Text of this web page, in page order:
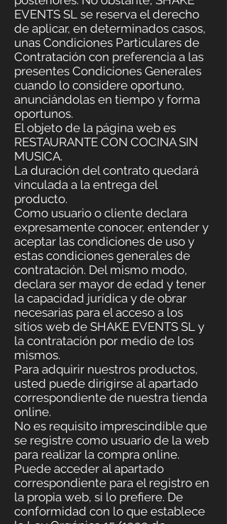
EVENTS SL se reserva el derecho
de aplicar, en determinados casos,
unas Condiciones Particulares de
Contratación con preferencia a las
presentes Condiciones Generales
cuando lo considere oportuno,
anunciándolas en tiempo y forma
oportunos.
El objeto de la página web es
RESTAURANTE CON COCINA SIN
MUSICA.
La duración del contrato quedará
vinculada a la entrega del
producto.
Como usuario o cliente declara
expresamente conocer, entender y
aceptar las condiciones de uso y
estas condiciones generales de
contratación. Del mismo modo,
declara ser mayor de edad y tener
la capacidad jurídica y de obrar
necesarias para el acceso a los
sitios web de SHAKE EVENTS SL y
la contratación por medio de los
mismos.
Para adquirir nuestros productos,
usted puede dirigirse al apartado
correspondiente de nuestra tienda
online.
No es requisito imprescindible que
se registre como usuario de la web
para realizar la compra online.
Puede acceder al apartado
correspondiente para el registro en
la propia web, si lo prefiere. De
conformidad con lo que establece